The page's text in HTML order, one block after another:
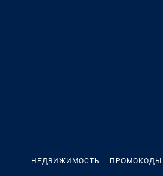
НЕДВИЖИМОСТЬ ПРОМОКОДЫ